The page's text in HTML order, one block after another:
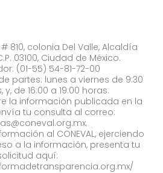
810, colonia Del Valle, Alcaldía
03100, Ciudad de México.
(01-55) 54-81-72-00
partes: lunes a viernes de 9:30
y, de 16:00 a 19:00 horas.
la información publicada en la
tu consulta al correo:
.
al CONEVAL, ejerciendo
a la información, presenta tu
aquí: